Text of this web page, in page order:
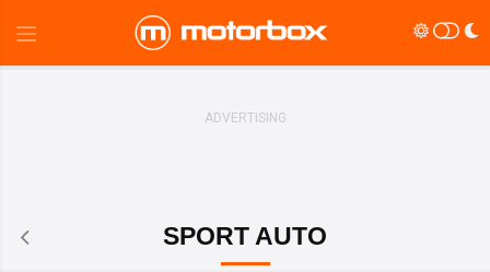
SPORT AUTO